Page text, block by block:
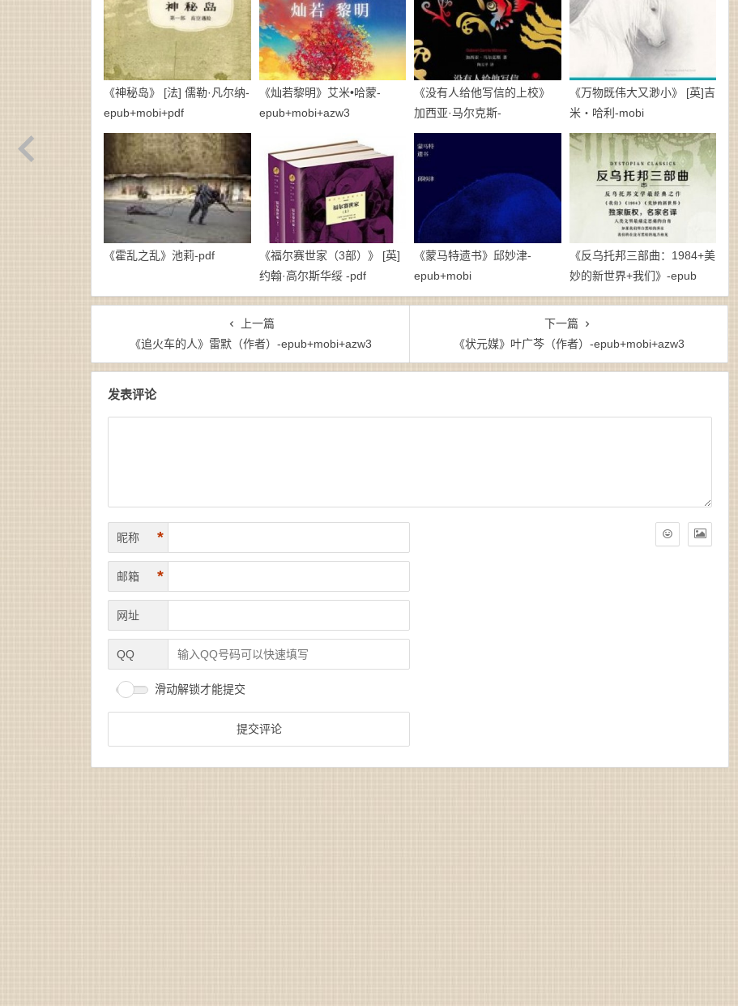
《神秘岛》 [法] 儒勒·凡尔纳-
epub+mobi+pdf
《灿若黎明》艾米•哈蒙-
epub+mobi+azw3
《没有人给他写信的上校》
加西亚·马尔克斯-
epub+mobi+azw3
《万物既伟大又渺小》 [英]吉
米・哈利-mobi
《霍乱之乱》池莉-pdf
《福尔赛世家（3部）》 [英]
约翰·高尔斯华绥 -pdf
《蒙马特遗书》邱妙津-
epub+mobi
《反乌托邦三部曲：1984+美
妙的新世界+我们》-epub
上一篇
《追火车的人》雷默（作者）-epub+mobi+azw3
下一篇
《状元媒》叶广芩（作者）-epub+mobi+azw3
发表评论
昵称 *
邮箱 *
网址
QQ
滑动解锁才能提交